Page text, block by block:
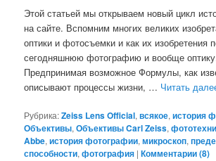
Этой статьей мы открываем новый цикл
на сайте. Вспомним многих великих
оптики и фотосъемки и как их изобретения
сегодняшнюю фотографию и вообще
Предпринимая возможное Формулы, как
описывают процессы жизни, … Читать
Рубрика:Zeiss Lens Official,всякое,история
Объективы,Объективы Carl Zeiss,
Abbe,история фотографии,микроскоп,
способности,фотография |Комментарии (8)